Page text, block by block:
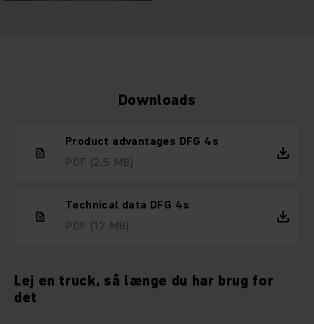
Downloads
Product advantages DFG 4s
PDF (2,5 MB)
Technical data DFG 4s
PDF (1,7 MB)
Lej en truck, så længe du har brug for
det